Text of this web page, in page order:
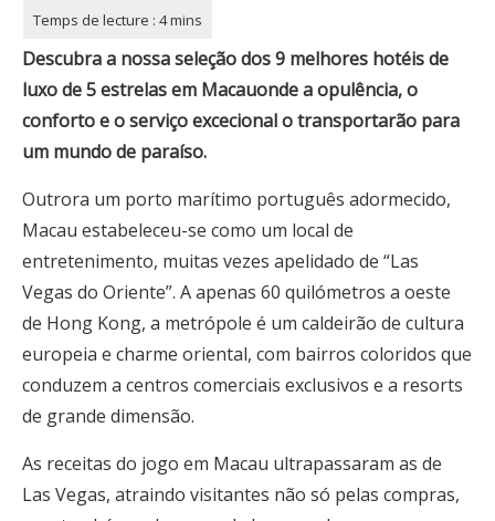
Descubra a nossa seleção dos 9 melhores hotéis de
luxo de 5 estrelas em Macauonde a opulência, o
conforto e o serviço excecional o transportarão para
um mundo de paraíso.
Outrora um porto marítimo português adormecido,
Macau estabeleceu-se como um local de
entretenimento, muitas vezes apelidado de “Las
Vegas do Oriente”. A apenas 60 quilómetros a oeste
de Hong Kong, a metrópole é um caldeirão de cultura
europeia e charme oriental, com bairros coloridos que
conduzem a centros comerciais exclusivos e a resorts
de grande dimensão.
As receitas do jogo em Macau ultrapassaram as de
Las Vegas, atraindo visitantes não só pelas compras,